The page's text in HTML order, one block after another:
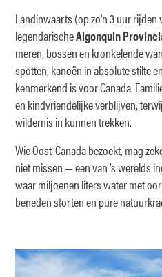
Landinwaarts (op zo'n 3 uur rijden
legendarischeAlgonquin
meren, bossen en kronkelende
spotten, kanoën in absolute stilte
kenmerkend is voor Canada.
en kindvriendelijke verblijven,
wildernis in kunnen trekken.
Wie Oost-Canada bezoekt, mag
niet missen — een van ’s werelds
waar miljoenen liters water met
beneden storten en pure